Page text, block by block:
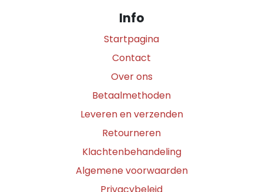
Info
Startpagina
Contact
Over ons
Betaalmethoden
Leveren en verzenden
Retourneren
Klachtenbehandeling
Algemene voorwaarden